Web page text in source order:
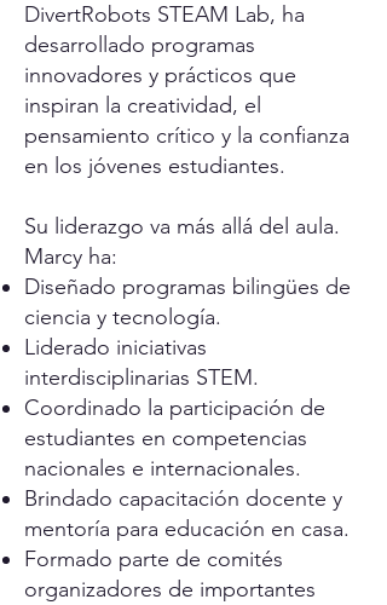
DivertRobots STEAM Lab, ha
desarrollado programas
innovadores y prácticos que
inspiran la creatividad, el
pensamiento crítico y la confianza
en los jóvenes estudiantes.
Su liderazgo va más allá del aula.
Marcy ha:
Diseñado programas bilingües de
ciencia y tecnología.
Liderado iniciativas
interdisciplinarias STEM.
Coordinado la participación de
estudiantes en competencias
nacionales e internacionales.
Brindado capacitación docente y
mentoría para educación en casa.
Formado parte de comités
organizadores de importantes